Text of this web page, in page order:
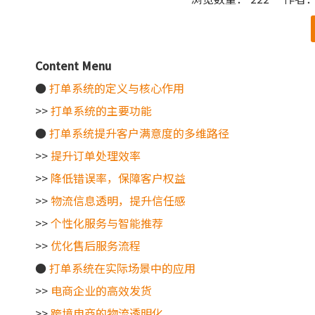
["wechat"]
Content Menu
●打单系统的定义与核心作用
>>打单系统的主要功能
●打单系统提升客户满意度的多维路径
>>提升订单处理效率
>> 降低错误率，保障客户权益
>> 物流信息透明，提升信任感
>>个性化服务与智能推荐
>> 优化售后服务流程
●打单系统在实际场景中的应用
>> 电商企业的高效发货